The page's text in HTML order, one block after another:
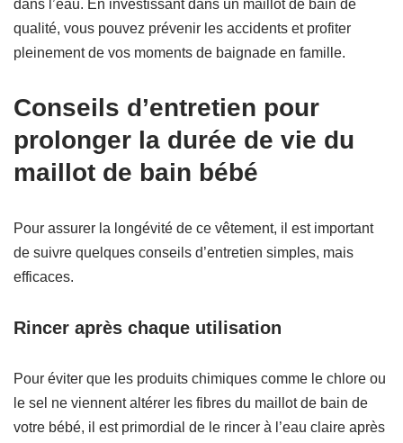
dans l’eau. En investissant dans un maillot de bain de
qualité, vous pouvez prévenir les accidents et profiter
pleinement de vos moments de baignade en famille.
Conseils d’entretien pour
prolonger la durée de vie du
maillot de bain bébé
Pour assurer la longévité de ce vêtement, il est important
de suivre quelques conseils d’entretien simples, mais
efficaces.
Rincer après chaque utilisation
Pour éviter que les produits chimiques comme le chlore ou
le sel ne viennent altérer les fibres du maillot de bain de
votre bébé, il est primordial de le rincer à l’eau claire après